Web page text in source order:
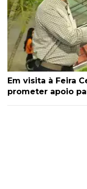
Em visita à Feira
prometer apoio